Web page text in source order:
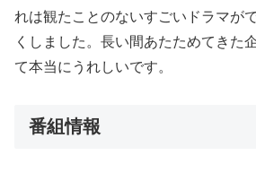
れは観たことのないすごいドラマが
くしました。長い間あたためてきた
て本当にうれしいです。
番組情報